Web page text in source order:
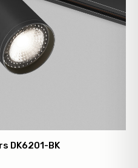
DK6201-BK